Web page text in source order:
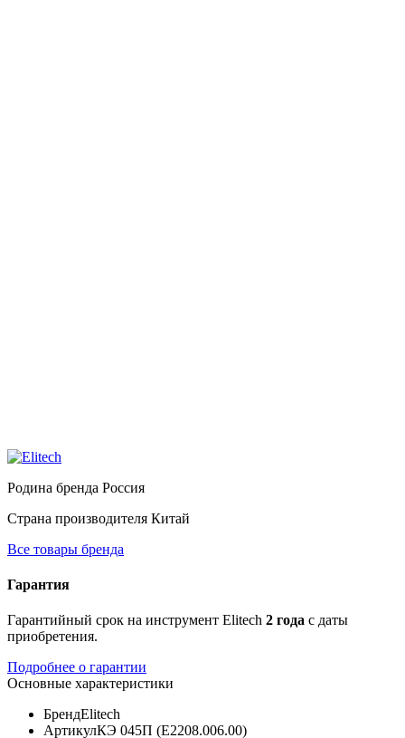
Родина бренда Россия
Страна производителя Китай
Все товары бренда
Гарантия
Гарантийный срок на инструмент Elitech 2 года с даты
приобретения.
Подробнее о гарантии
Основные характеристики
БрендElitech
АртикулКЭ 045П (E2208.006.00)